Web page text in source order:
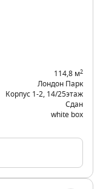
114,8 м2
Лондон Парк
Корпус 1-2 14/25этаж
Сдан
white box